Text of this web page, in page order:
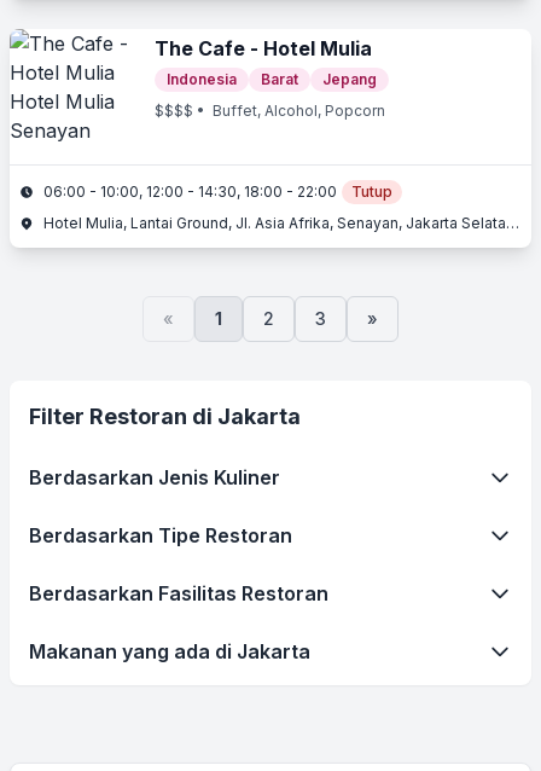
The Cafe - Hotel Mulia
Indonesia Barat
Jepang
$$$$ • Buffet, Alcohol, Popcorn
06:00 - 10:00, 12:00 - 14:30, 18:00 - 22:00
Tutup
Hotel Mulia, Lantai Ground, Jl. Asia Afrika, Senayan, Jakarta Selatan, Jakarta
« 1 2 3 »
Filter Restoran di Jakarta
Berdasarkan Jenis Kuliner
Berdasarkan Tipe Restoran
Berdasarkan Fasilitas Restoran
Makanan yang ada di Jakarta